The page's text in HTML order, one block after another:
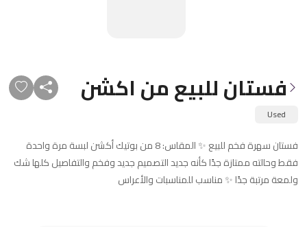
فستان للبيع من اكشن
Used
فستان سهرة فخم للبيع ✨ المقاس: 8 من بوتيك أكشن لبسة مرة واحدة
فقط وحالته ممتازة جدًا كأنه جديد التصميم جديد وفخم والتفاصيل كلها شك
ولمعة مرتبة جدًا ✨ مناسب للمناسبات والأعراس